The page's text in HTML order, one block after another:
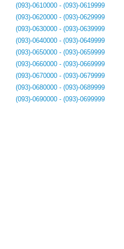
(093)-0610000 - (093)-0619999
(093)-0620000 - (093)-0629999
(093)-0630000 - (093)-0639999
(093)-0640000 - (093)-0649999
(093)-0650000 - (093)-0659999
(093)-0660000 - (093)-0669999
(093)-0670000 - (093)-0679999
(093)-0680000 - (093)-0689999
(093)-0690000 - (093)-0699999